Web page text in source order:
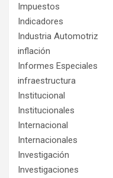
Impuestos
Indicadores
Industria Automotriz
inflación
Informes Especiales
infraestructura
Institucional
Institucionales
Internacional
Internacionales
Investigación
Investigaciones